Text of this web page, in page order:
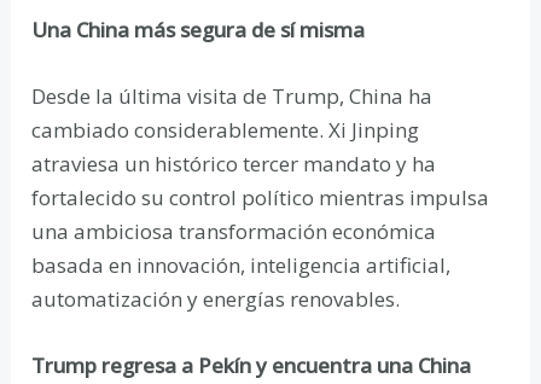
Una China más segura de sí misma
Desde la última visita de Trump, China ha
cambiado considerablemente. Xi Jinping
atraviesa un histórico tercer mandato y ha
fortalecido su control político mientras impulsa
una ambiciosa transformación económica
basada en innovación, inteligencia artificial,
automatización y energías renovables.
Trump regresa a Pekín y encuentra una China